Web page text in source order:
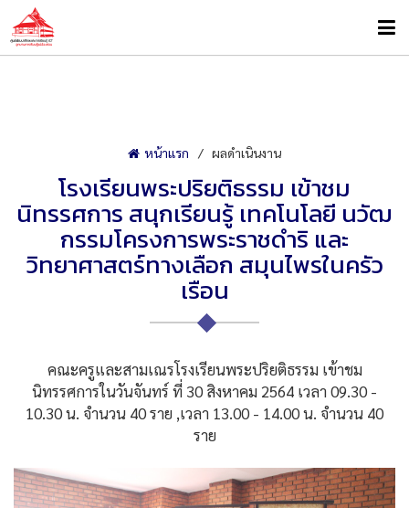
หน้าแรก ผลดำเนินงาน
โรงเรียนพระปริยติธรรม เข้าชม
นิทรรศการ สนุกเรียนรู้ เทคโนโลยี นวัฒ
กรรมโครงการพระราชดำริ และ
วิทยาศาสตร์ทางเลือก สมุนไพรในครัว
เรือน
คณะครูและสามเณรโรงเรียนพระปริยติธรรม เข้าชม
นิทรรศการในวันจันทร์ ที่ 30 สิงหาคม 2564 เวลา 09.30 -
10.30 น. จำนวน 40 ราย ,เวลา 13.00 - 14.00 น. จำนวน 40
ราย